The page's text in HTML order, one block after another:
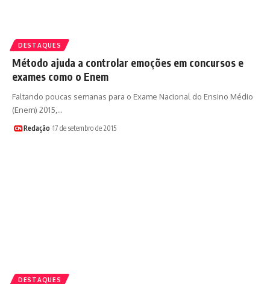
DESTAQUES
Método ajuda a controlar emoções em concursos e
exames como o Enem
Faltando poucas semanas para o Exame Nacional do Ensino Médio
(Enem) 2015,…
Redação 17 de setembro de 2015
DESTAQUES